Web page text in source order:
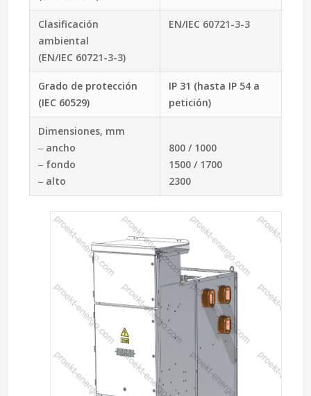
Clasificación
ambiental
(EN/IEC 60721-3-3)
EN/IEC 60721-3-3
Grado de protección
(IEC 60529)
IP 31 (hasta IP 54 a
petición)
Dimensiones, mm
‒ ancho
‒ fondo
‒ alto
800 / 1000
1500 / 1700
2300